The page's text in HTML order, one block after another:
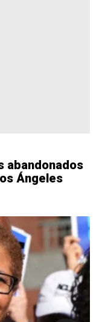
abandonados
Ángeles